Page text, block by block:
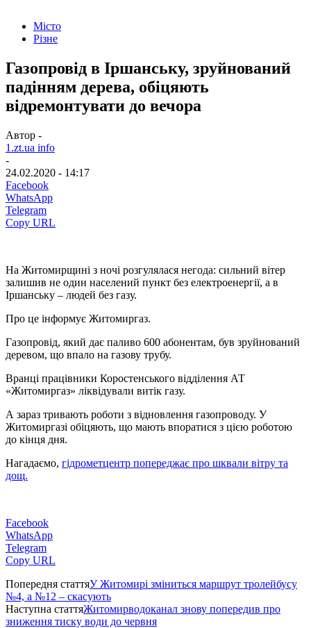
Місто
Різне
Газопровід в Іршанську, зруйнований
падінням дерева, обіцяють
відремонтувати до вечора
Автор -
1.zt.ua info
-
24.02.2020 - 14:17
Facebook
WhatsApp
Telegram
Copy URL
На Житомирщині з ночі розгулялася негода: сильний вітер
залишив не один населений пункт без електроенергії, а в
Іршанську – людей без газу.
Про це інформує Житомиргаз.
Газопровід, який дає паливо 600 абонентам, був зруйнований
деревом, що впало на газову трубу.
Вранці працівники Коростенського відділення АТ
«Житомиргаз» ліквідували витік газу.
А зараз тривають роботи з відновлення газопроводу. У
Житомиргазі обіцяють, що мають впоратися з цією роботою
до кінця дня.
Нагадаємо, гідрометцентр попереджає про шквали вітру та
дощ.
Facebook
WhatsApp
Telegram
Copy URL
Попередня статтяУ Житомирі зміниться маршрут тролейбусу
№4, а №12 – скасують
Наступна статтяЖитомирводоканал знову попередив про
зниження тиску води до червня